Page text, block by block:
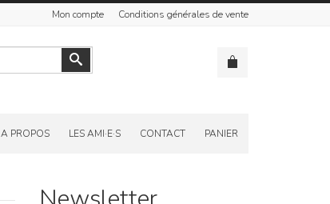
Mon compte Conditions générales de vente
A PROPOS LES AMI·E·S CONTACT PANIER